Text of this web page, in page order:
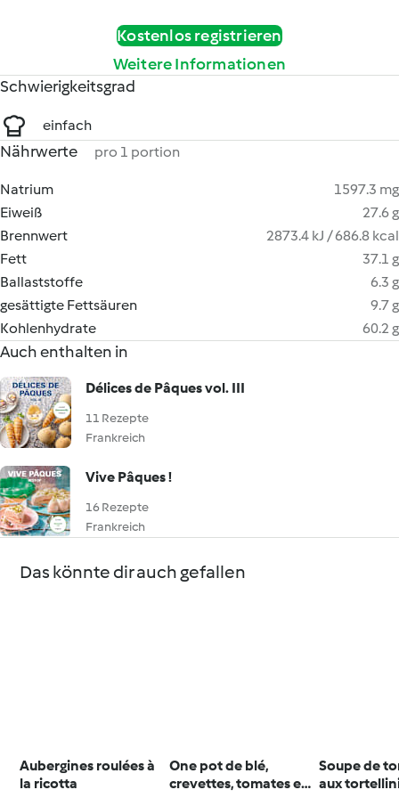
Kostenlos registrieren
Weitere Informationen
Schwierigkeitsgrad
einfach
Nährwerte pro 1 portion
Natrium
1597.3 mg
Eiweiß
27.6 g
Brennwert
2873.4 kJ / 686.8 kcal
Fett
37.1 g
Ballaststoffe
6.3 g
gesättigte Fettsäuren
9.7 g
Kohlenhydrate
60.2 g
Auch enthalten in
Délices de Pâques vol. III
11 Rezepte
Frankreich
Vive Pâques !
16 Rezepte
Frankreich
Das könnte dir auch gefallen
Aubergines roulées à
la ricotta
One pot de blé,
crevettes, tomates et
Soupe de
aux